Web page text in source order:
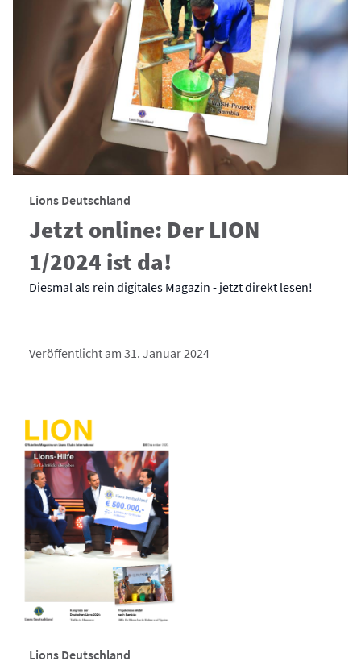
Lions Deutschland
Jetzt online: Der LION
1/2024 ist da!
Diesmal als rein digitales Magazin - jetzt direkt lesen!
Veröffentlicht am 31. Januar 2024
Lions Deutschland